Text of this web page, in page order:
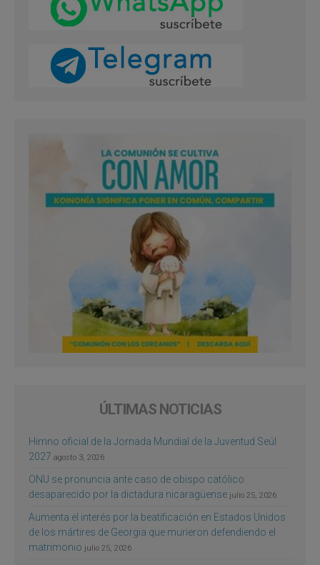
ÚLTIMAS NOTICIAS
Himno oficial de la Jornada Mundial de la Juventud Seúl
2027 agosto 3, 2026
ONU se pronuncia ante caso de obispo católico
desaparecido por la dictadura nicaragüense julio 25, 2026
Aumenta el interés por la beatificación en Estados Unidos
de los mártires de Georgia que murieron defendiendo el
matrimonio julio 25, 2026